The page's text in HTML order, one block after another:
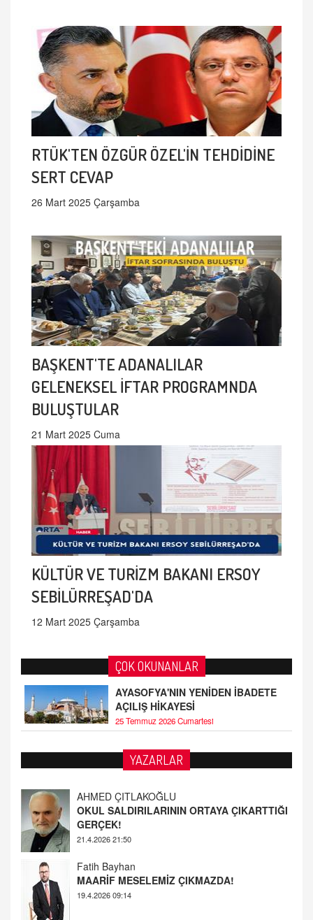
RTÜK'TEN ÖZGÜR ÖZEL'İN TEHDİDİNE
SERT CEVAP
26 Mart 2025 Çarşamba
BAŞKENT'TE ADANALILAR
GELENEKSEL İFTAR PROGRAMNDA
BULUŞTULAR
21 Mart 2025 Cuma
KÜLTÜR VE TURİZM BAKANI ERSOY
SEBİLÜRREŞAD'DA
12 Mart 2025 Çarşamba
ÇOK OKUNANLAR
AYASOFYA'NIN YENİDEN İBADETE
AÇILIŞ HİKAYESİ
25 Temmuz 2026 Cumartesi
YAZARLAR
AHMED ÇITLAKOĞLU
OKUL SALDIRILARININ ORTAYA ÇIKARTTIĞI
21.4.2026 21:50
Fatih Bayhan
MAARİF MESELEMİZ ÇIKMAZDA!
YUSUF YAVUZYILMAZ